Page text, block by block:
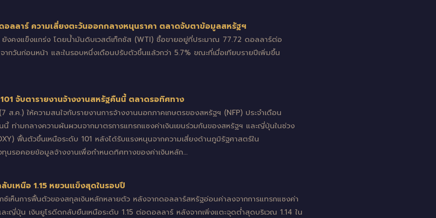
อลลาร์ ความเสี่ยงตะวันออกกลางหนุนราคา ตลาดจับตาข้อมูลสหรัฐฯ
งคงแข็งแกร่ง โดยน้ำมันดิบเวสต์เท็กซัส (WTI) ซื้อขายอยู่ที่ประมาณ 77.72 ดอลลาร์ต่อ
ากวันก่อนหน้า และในรอบหนึ่งเดือนปรับตัวขึ้นแล้วกว่า 5.7% ขณะที่เมื่อเทียบรายปีเพิ่มขึ้น
จับตารายงานจ้างงานสหรัฐคืนนี้ ตลาดรอทิศทาง
ส.ค.) ให้ความสนใจกับรายงานการจ้างงานนอกภาคเกษตรของสหรัฐฯ (NFP) ประจำเดือน
นี้ ท่ามกลางความผันผวนจากมาตรการแทรกแซงค่าเงินเยนร่วมกันของสหรัฐฯ และญี่ปุ่นในช่วง
ฟื้นตัวขึ้นเหนือระดับ 101 หลังได้รับแรงหนุนจากความเสี่ยงด้านภูมิรัฐศาสตร์ใน
นรอคอยข้อมูลจ้างงานเพื่อกำหนดทิศทางของค่าเงินหลัก…
บเหนือ 1.15 หยวนแข็งสุดในรอบปี
เห็นการฟื้นตัวของสกุลเงินหลักหลายตัว หลังจากดอลลาร์สหรัฐอ่อนค่าลงจากการแทรกแซงค่า
ะญี่ปุ่น เงินยูโรดีดกลับยืนเหนือระดับ 1.15 ต่อดอลลาร์ หลังจากเพิ่งแตะจุดต่ำสุดบริเวณ 1.14 ใน